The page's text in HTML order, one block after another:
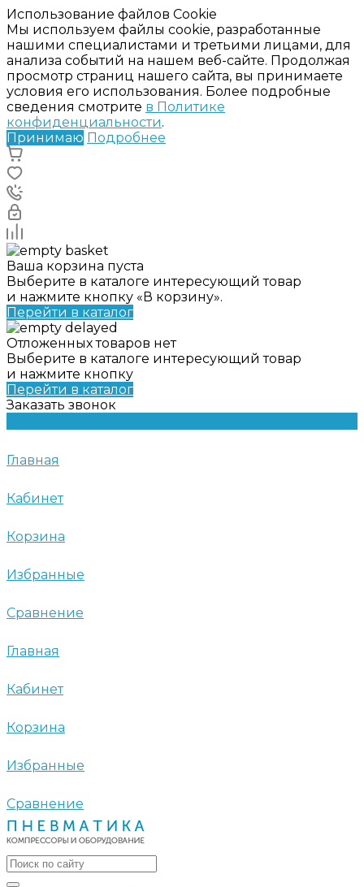
Использование файлов Cookie
Мы используем файлы cookie, разработанные
нашими специалистами и третьими лицами, для
анализа событий на нашем веб-сайте. Продолжая
просмотр страниц нашего сайта, вы принимаете
условия его использования. Более подробные
сведения смотрите в Политике
конфиденциальности.
Принимаю Подробнее
Ваша корзина пуста
Выберите в каталоге интересующий товар
и нажмите кнопку «В корзину».
Перейти в каталог
Отложенных товаров нет
Выберите в каталоге интересующий товар
и нажмите кнопку
Перейти в каталог
Заказать звонок
Главная
Кабинет
Корзина
Избранные
Сравнение
Главная
Кабинет
Корзина
Избранные
Сравнение